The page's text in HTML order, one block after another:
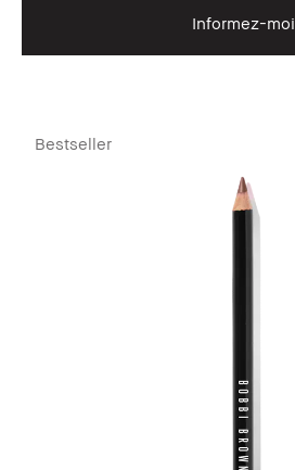
Informez-moi
Bestseller